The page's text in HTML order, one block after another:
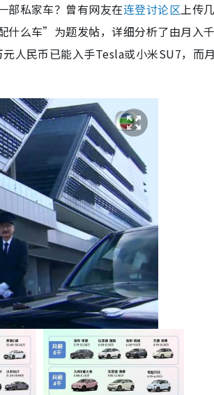
部私家车？曾有网友在连登讨论区上传
么车”为题发帖，详细分析了由月入
人民币已能入手Tesla或小米SU7，而